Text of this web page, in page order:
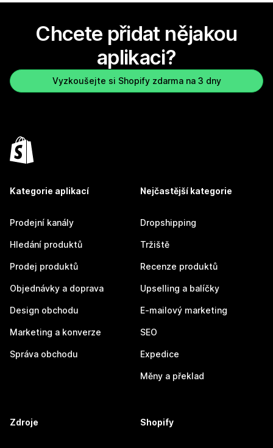
Chcete přidat nějakou
aplikaci?
Vyzkoušejte si Shopify zdarma na 3 dny
Kategorie aplikací
Prodejní kanály
Hledání produktů
Prodej produktů
Objednávky a doprava
Design obchodu
Marketing a konverze
Správa obchodu
Nejčastější kategorie
Dropshipping
Tržiště
Recenze produktů
Upselling a balíčky
E-mailový marketing
SEO
Expedice
Měny a překlad
Zdroje Shopify